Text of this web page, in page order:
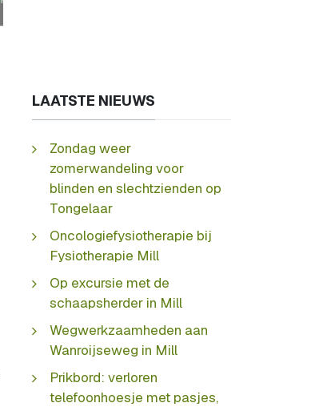
LAATSTE NIEUWS
Zondag weer
zomerwandeling voor
blinden en slechtzienden op
Tongelaar
Oncologiefysiotherapie bij
Fysiotherapie Mill
Op excursie met de
schaapsherder in Mill
Wegwerkzaamheden aan
Wanroijseweg in Mill
Prikbord: verloren
telefoonhoesje met pasjes,